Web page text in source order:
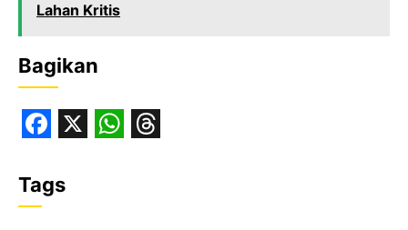
Lahan Kritis
Bagikan
a
c
Tags